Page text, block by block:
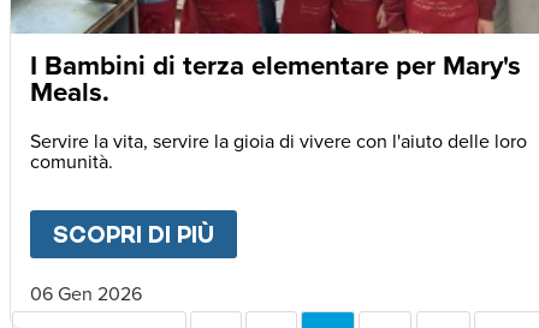
I Bambini di terza elementare per Mary's
Meals.
Servire la vita, servire la gioia di vivere con l'aiuto delle loro
comunità.
SCOPRI DI PIÙ
06 Gen 2026